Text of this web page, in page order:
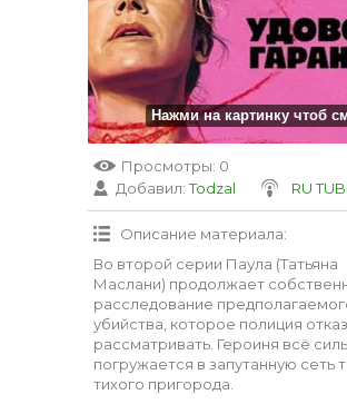
Нажми на картинку чтоб
Просмотры: 0
Добавил:Todzal RU
Описание материала:
Во второй серии Паула (Татьяна
Маслани) продолжает
расследование
убийства, которое полиция
рассматривать. Героиня всё
погружается в запутанную сеть
тихого пригорода.